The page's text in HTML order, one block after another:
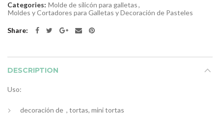
Categories: Molde de silicón para galletas,
Moldes y Cortadores para Galletas y Decoración de Pasteles
Share
DESCRIPTION
Uso:
decoración de , tortas, mini tortas